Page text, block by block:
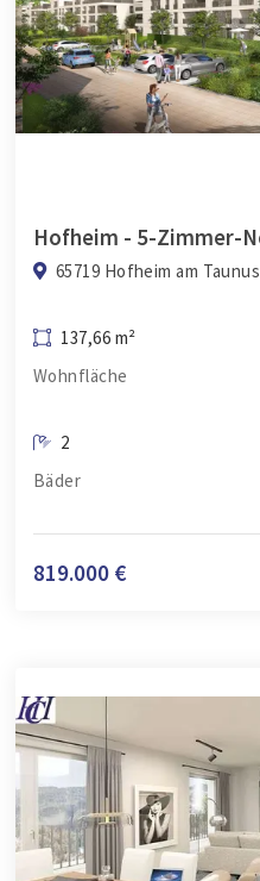
65719 Hofheim am Taunus
137,66 m²
Wohnfläche
2
Bäder
819.000 €